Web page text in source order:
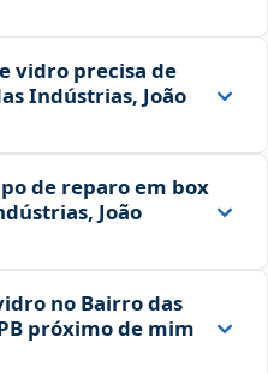
vidro precisa de
Indústrias, João
de reparo em box
João
no Bairro das
próximo de mim